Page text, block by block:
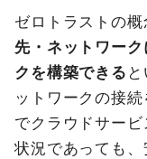
ゼロトラストの概
先・ネットワー
クを構築できる
ットワークの接
でクラウドサー
状況であっても